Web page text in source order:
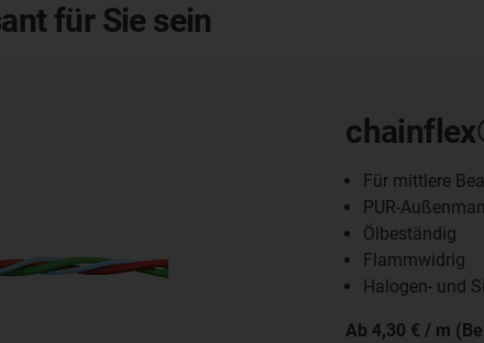
für Sie sein
Für mittlere
PUR-
Ölbeständig
Flammwidrig
Halogen- und
Ab 4,30 € / m